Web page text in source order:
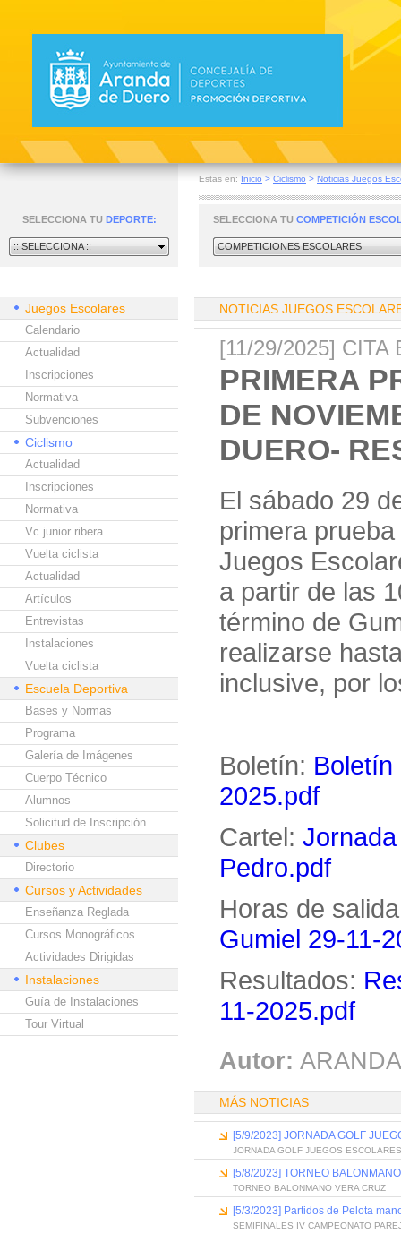
Estas en: Inicio > Ciclismo > Noticias Juegos
SELECCIONA TU DEPORTE:
:: SELECCIONA ::
SELECCIONA TU COMPETICIÓN
COMPETICIONES ESCOLARES
Juegos Escolares
Calendario
Actualidad
Inscripciones
Normativa
Subvenciones
Ciclismo
Actualidad
Inscripciones
Normativa
Vc junior ribera
Vuelta ciclista
Actualidad
Artículos
Entrevistas
Instalaciones
Vuelta ciclista
Escuela Deportiva
Bases y Normas
Programa
Galería de Imágenes
Cuerpo Técnico
Alumnos
Solicitud de Inscripción
Clubes
Directorio
Cursos y Actividades
Enseñanza Reglada
Cursos Monográficos
Actividades Dirigidas
Instalaciones
Guía de Instalaciones
Tour Virtual
NOTICIAS JUEGOS
[11/29/2025] CITA
PRIMERA
DE
DUERO-
El sábado 29
primera
Juegos
a partir de las
término de
realizarse
inclusive, por
Boletín: Boletín
2025.pdf
Cartel:
Pedro.pdf
Horas de
Gumiel 29-11-
Resultados:
11-2025.pdf
Autor:
MÁS NOTICIAS
[5/9/2023] JORNADA GOLF
JORNADA GOLF JUEGOS ESCOLARES
[5/8/2023] TORNEO
TORNEO BALONMANO VERA CRUZ
[5/3/2023] Partidos de Pelota
SEMIFINALES IV CAMPEONATO